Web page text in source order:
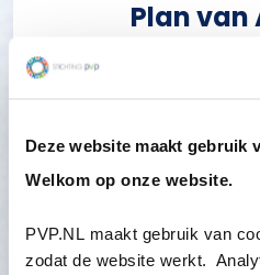
Deze website maakt gebruik
Welkom op onze website.
PVP.NL maakt gebruik van
zodat de website werkt.
Plan van